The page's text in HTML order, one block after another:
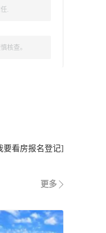
.
核查。
要看房报名登记]
更多